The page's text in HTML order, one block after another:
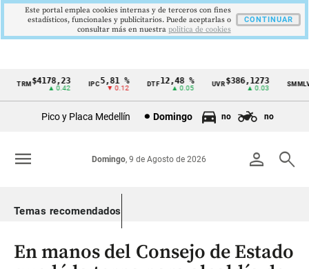
Cintillo
Colombia
TRM$4178,23
▲ 0.42
5,81 %
▼ 0.12
DTF12,48 %
▲ 0.05
UVR$386,1273
▲ 0.03
SMMLV
Pico y Placa Medellín Domingo no no
person search
Domingo, 9 de Agosto de 2026
menu
Temas recomendados
En manos del Consejo de Estado
Este portal emplea cookies internas y de terceros con fines
estadísticos, funcionales y publicitarios. Puede aceptarlas o
consultar más en nuestra politica de cookies
CONTINUAR